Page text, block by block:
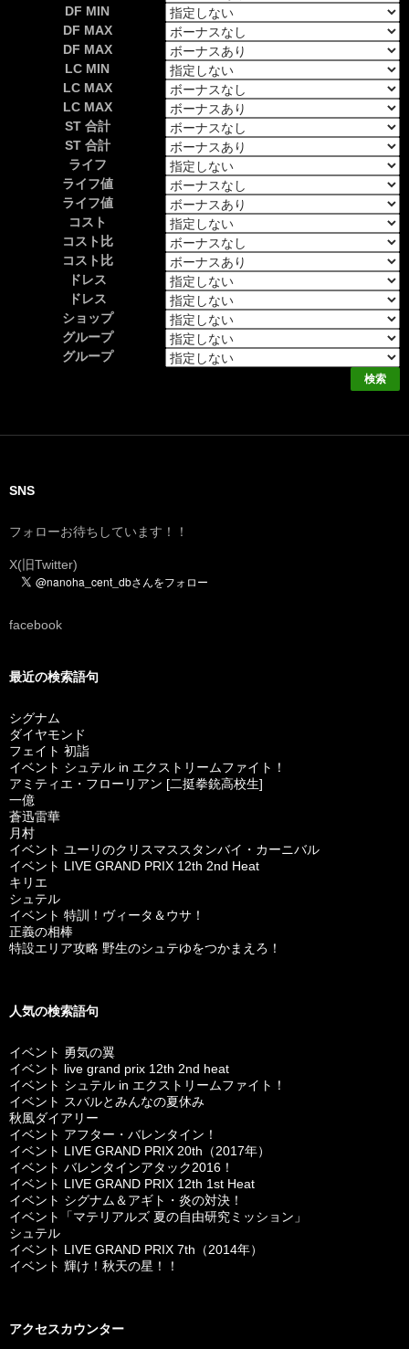
DF MIN
DF MAX
DF MAX
LC MIN
LC MAX
LC MAX
ST 合計
ST 合計
ライフ
ライフ値
ライフ値
コスト
コスト比
コスト比
ドレス
ドレス
ショップ
グループ
グループ
SNS
フォローお待ちしています！！
X(旧Twitter)
facebook
最近の検索語句
シグナム
ダイヤモンド
フェイト 初詣
イベント シュテル in エクストリームファイト！
アミティエ・フローリアン [二挺拳銃高校生]
一億
蒼迅雷華
月村
イベント ユーリのクリスマススタンバイ・カーニバル
イベント LIVE GRAND PRIX 12th 2nd Heat
キリエ
シュテル
イベント 特訓！ヴィータ＆ウサ！
正義の相棒
特設エリア攻略 野生のシュテゆをつかまえろ！
人気の検索語句
イベント 勇気の翼
イベント live grand prix 12th 2nd heat
イベント シュテル in エクストリームファイト！
イベント スバルとみんなの夏休み
秋風ダイアリー
イベント アフター・バレンタイン！
イベント LIVE GRAND PRIX 20th（2017年）
イベント バレンタインアタック2016！
イベント LIVE GRAND PRIX 12th 1st Heat
イベント シグナム＆アギト・炎の対決！
イベント「マテリアルズ 夏の自由研究ミッション」
シュテル
イベント LIVE GRAND PRIX 7th（2014年）
イベント 輝け！秋天の星！！
アクセスカウンター